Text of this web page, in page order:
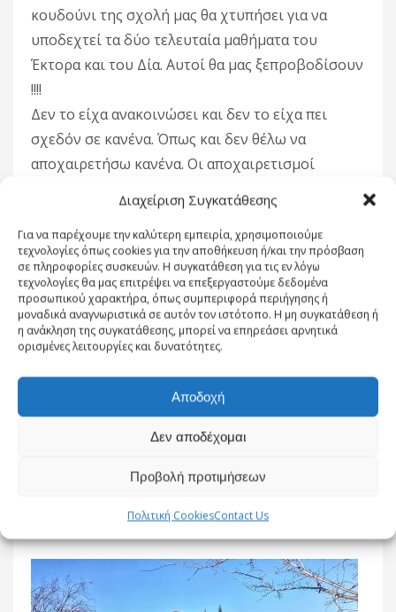
Διαχείριση Συγκατάθεσης
Για να παρέχουμε την καλύτερη εμπειρία, χρησιμοποιούμε
τεχνολογίες όπως cookies για την αποθήκευση ή/και την πρόσβαση
σε πληροφορίες συσκευών. Η συγκατάθεση για τις εν λόγω
τεχνολογίες θα μας επιτρέψει να επεξεργαστούμε δεδομένα
προσωπικού χαρακτήρα, όπως συμπεριφορά περιήγησης ή
μοναδικά αναγνωριστικά σε αυτόν τον ιστότοπο. Η μη συγκατάθεση ή
η ανάκληση της συγκατάθεσης, μπορεί να επηρεάσει αρνητικά
ορισμένες λειτουργίες και δυνατότητες.
Αποδοχή
Δεν αποδέχομαι
Προβολή προτιμήσεων
Πολιτική CookiesContact Us
κουδούνι της σχολή μας θα χτυπήσει για να
υποδεχτεί τα δύο τελευταία μαθήματα του
Έκτορα και του Δία. Αυτοί θα μας ξεπροβοδίσουν
!!!!
Δεν το είχα ανακοινώσει και δεν το είχα πει
σχεδόν σε κανένα. Όπως και δεν θέλω να
αποχαιρετήσω κανένα. Οι αποχαιρετισμοί
δηλώνουν τελεσίδικες καταστάσεις και είναι κάτι
που δεν το δέχομαι στις ανθρώπινες σχέσεις
που έχουν σαν βάση την εμπιστοσύνη, την
αμοιβαία εκτίμηση , την αγάπη και την πολυετή
συνεργασία. Οι αποστάσεις αλλάζουν. Και οι
ρόλοι επίσης! Τώρα πιά είμαστε δίπλα στην
Αθήνα και λίγο πιο μακρυά από την Κόρινθο.
να σας κεράσουμε καφέ όπως όλα αυτά τα χρόνια
κάναμε φίλοι μας!!!!
What you can read next